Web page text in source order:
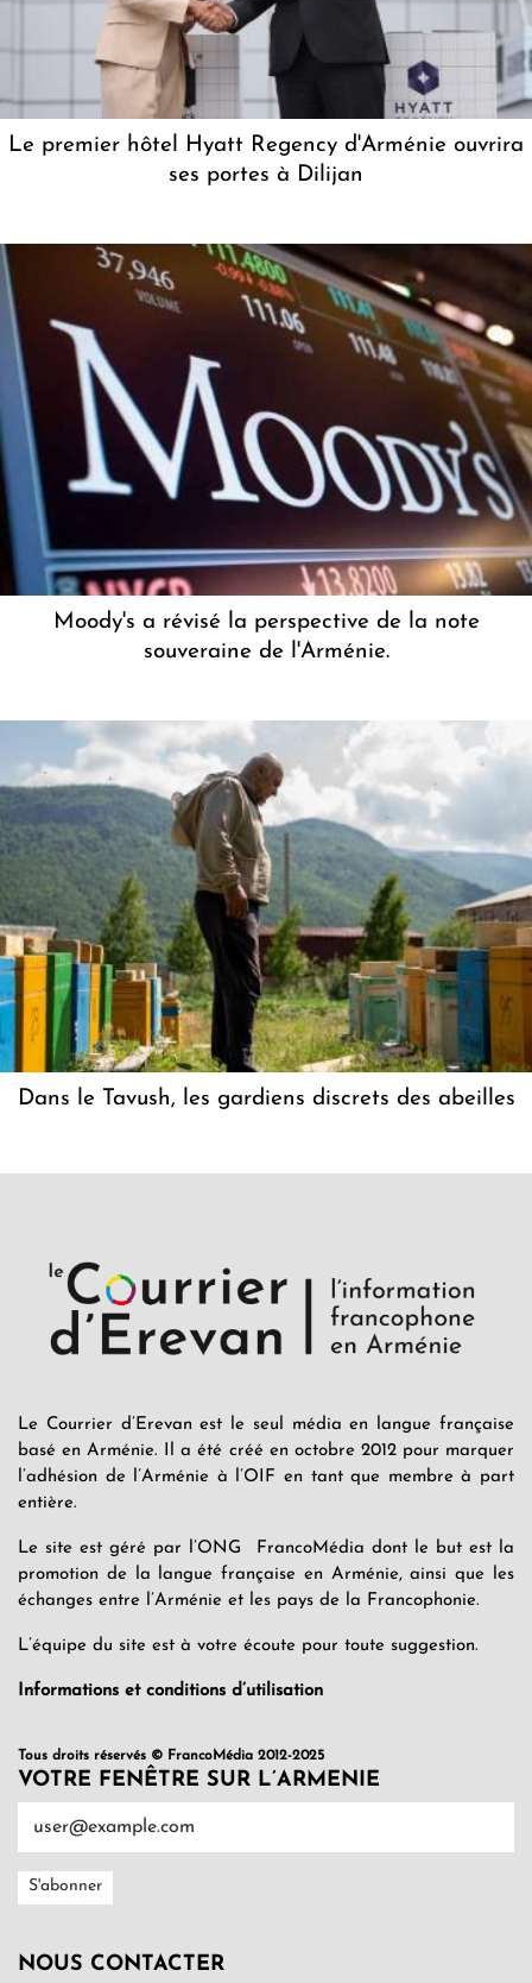
Le premier hôtel Hyatt Regency d'Arménie ouvrira
ses portes à Dilijan
Moody's a révisé la perspective de la note
souveraine de l'Arménie.
Dans le Tavush, les gardiens discrets des abeilles
Le Courrier d’Erevan est le seul média en langue française
basé en Arménie. Il a été créé en octobre 2012 pour marquer
l’adhésion de l’Arménie à l’OIF en tant que membre à part
entière.
Le site est géré par l’ONG FrancoMédia dont le but est la
promotion de la langue française en Arménie, ainsi que les
échanges entre l’Arménie et les pays de la Francophonie.
L’équipe du site est à votre écoute pour toute suggestion.
Informations et conditions d’utilisation
Tous droits réservés © FrancoMédia 2012-2025
VOTRE FENÊTRE SUR L’ARMENIE
NOUS CONTACTER